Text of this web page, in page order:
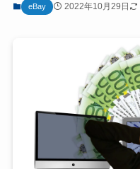
eBay 2022年10月29日